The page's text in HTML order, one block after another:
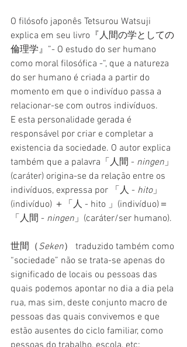
O filósofo japonês Tetsurou Watsuji
explica em seu livro『人間の学としての
倫理学』”- O estudo do ser humano
como moral filosófica -“, que a natureza
do ser humano é criada a partir do
momento em que o indivíduo passa a
relacionar-se com outros indivíduos.
E esta personalidade gerada é
responsável por criar e completar a
existencia da sociedade. O autor explica
também que a palavra「人間 - ningen 」
(caráter) origina-se da relação entre os
indivíduos, expressa por 「人 - hito」
(indivíduo) ＋「人 - hito 」(indivíduo)＝
「人間 - ningen 」(caráter/ser humano).
世間（Seken） traduzido também como
“sociedade” não se trata-se apenas do
significado de locais ou pessoas das
quais podemos apontar no dia a dia pela
rua, mas sim, deste conjunto macro de
pessoas das quais convivemos e que
estão ausentes do ciclo familiar, como